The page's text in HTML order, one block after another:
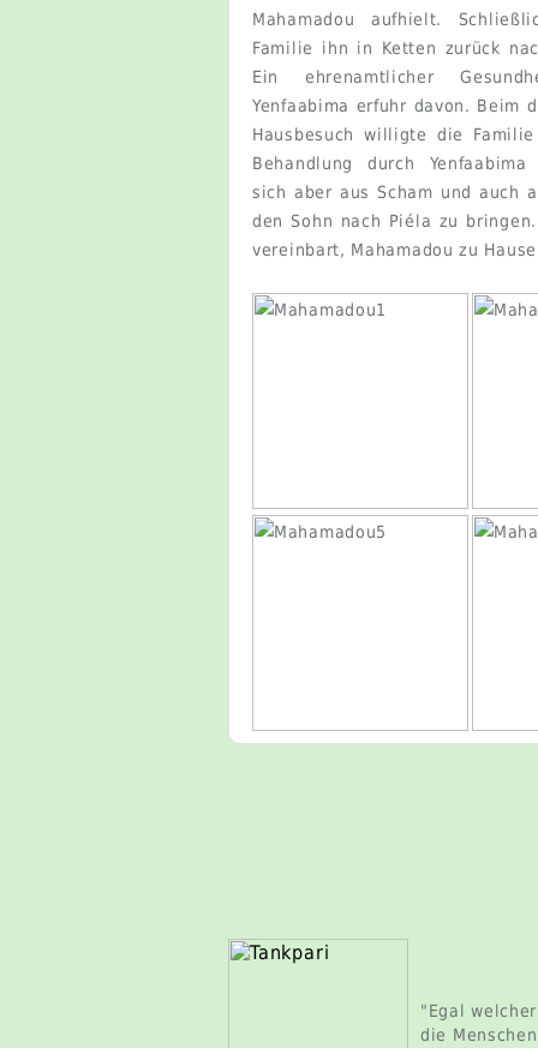
Mahamadou aufhielt.
Familie ihn in Ketten zurück
Ein ehrenamtlicher
Yenfaabima erfuhr davon. Beim
Hausbesuch willigte die
Behandlung durch
sich aber aus Scham und auch
den Sohn nach Piéla zu
vereinbart, Mahamadou zu
"Egal
die